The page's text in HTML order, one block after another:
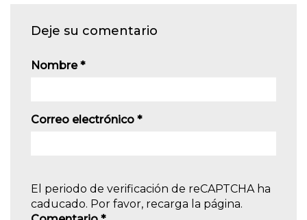
Deje su comentario
Nombre*
Correo electrónico *
El periodo de verificación de reCAPTCHA ha
caducado. Por favor, recarga la página.